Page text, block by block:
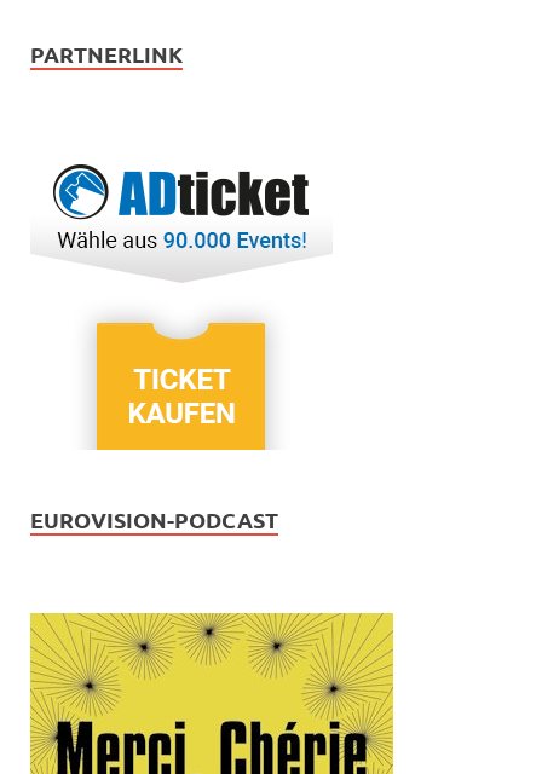
PARTNERLINK
EUROVISION-PODCAST